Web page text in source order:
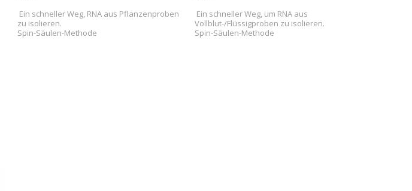
Ein schneller Weg, RNA aus Pflanzenproben
zu isolieren.
Spin-Säulen-Methode
Ein schneller Weg, um RNA aus
Vollblut-/Flüssigproben zu isolieren.
Spin-Säulen-Methode